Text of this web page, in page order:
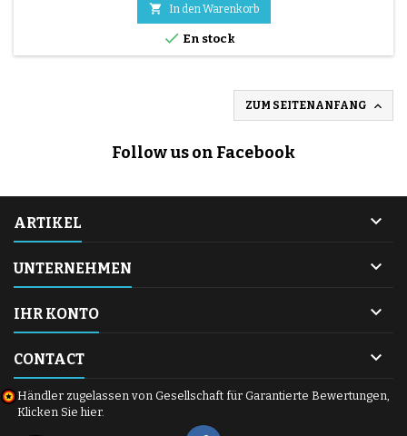
 In den Warenkorb
 En stock
ZUM SEITENANFANG 
Follow us on Facebook
ARTIKEL 
UNTERNEHMEN 
IHR KONTO 
CONTACT 
Händler zugelassen von Gesellschaft für Garantierte Bewertungen,
Klicken Sie hier.